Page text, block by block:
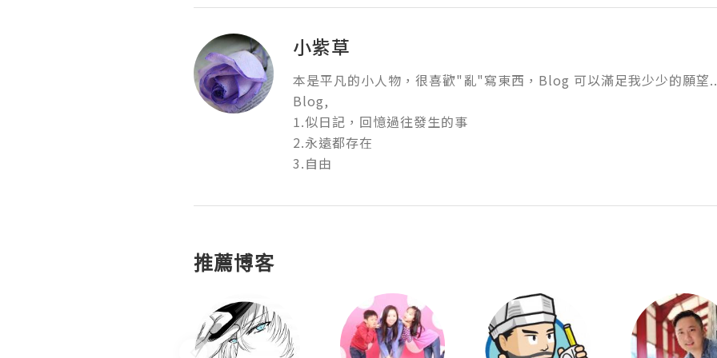
小紫草
本是平凡的小人物，很喜歡"亂"寫東西，Blog 可以滿足我少少的願望..
Blog,
1.似日記，回憶過往發生的事
2.永遠都存在
3.自由
推薦博客